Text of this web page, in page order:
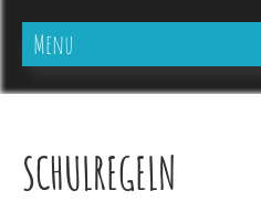
Menu
SCHULREGELN